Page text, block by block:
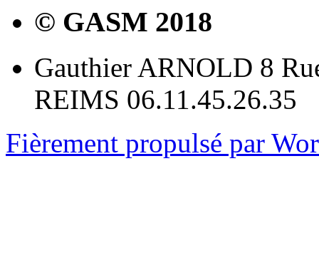
© GASM 2018
Gauthier ARNOLD 8
REIMS 06.11.45.26.35
Fièrement propulsé par